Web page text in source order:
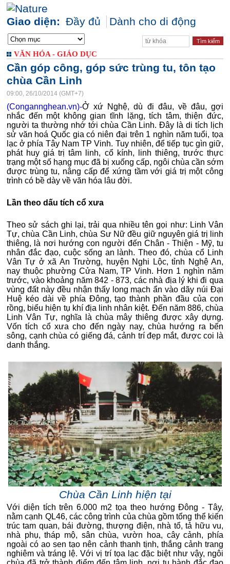
Giao diện: Đầy đủ Dành cho di động
VĂN HÓA - GIÁO DỤC
Cần góp công, góp sức trùng tu, tôn tạo
chùa Cần Linh
09:00, 26/10/2014 (GMT+7)
(Congannghean.vn)-Ở xứ Nghệ, dù đi đâu, về đâu, gợi
nhắc đến một không gian tĩnh lặng, tích tâm, thiện đức,
người ta thường nhớ tới chùa Cần Linh. Đây là di tích lịch
sử văn hoá Quốc gia có niên đại trên 1 nghìn năm tuổi, tọa
lạc ở phía Tây Nam TP Vinh. Tuy nhiên, để tiếp tục gìn giữ,
phát huy giá trị tâm linh, cổ kính, linh thiêng, trước thực
trạng một số hạng mục đã bị xuống cấp, ngôi chùa cần sớm
được trùng tu, nâng cấp để xứng tầm với giá trị một công
trình có bề dày về văn hóa lâu đời.
Lần theo dấu tích cổ xưa
Theo sử sách ghi lại, trải qua nhiều tên gọi như: Linh Vân
Tự, chùa Cần Linh, chùa Sư Nữ đều giữ nguyên giá trị linh
thiêng, là nơi hướng con người đến Chân - Thiện - Mỹ, tu
nhân đắc đạo, cuộc sống an lành. Theo đó, chùa cổ Linh
Vân Tự ở xã An Trường, huyện Nghi Lộc, tỉnh Nghệ An,
nay thuộc phường Cửa Nam, TP Vinh. Hơn 1 nghìn năm
trước, vào khoảng năm 842 - 873, các nhà địa lý khi đi qua
vùng đất này đều nhận thấy long mạch ẩn vào dãy núi Đại
Huệ kéo dài về phía Đông, tạo thành phần đầu của con
rồng, biểu hiện tụ khí địa linh nhân kiệt. Đến năm 886, chùa
Linh Vân Tự, nghĩa là chùa mây thiêng được xây dựng.
Vốn tích cổ xưa cho đến ngày nay, chùa hướng ra bến
sông, cạnh chùa có giếng đá, cảnh trí đẹp mắt, được coi là
danh thắng.
Chùa Cần Linh hiện tại
Với diện tích trên 6.000 m2 tọa theo hướng Đông - Tây,
nằm cạnh QL46, các công trình của chùa gồm tổng thể kiến
trúc tam quan, bái đường, thượng điện, nhà tổ, tả hữu vu,
nhà phụ, tháp mộ, sân chùa, vườn hoa, cây cảnh, phía
ngoài có ao sen tạo nên cảnh thanh tịnh, thắng cảnh trang
nghiêm và tráng lệ. Với vị trí tọa lạc đặc biệt như vậy, ngôi